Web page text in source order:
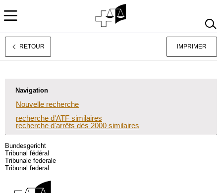
Deutsch
RETOUR IMPRIMER
Navigation
Nouvelle recherche
recherche d'ATF similaires
recherche d'arrêts dès 2000 similaires
Bundesgericht
Tribunal fédéral
Tribunale federale
Tribunal federal